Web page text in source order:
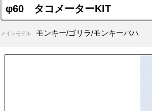
φ60 タコメーターKIT
メインモデル モンキー/ゴリラ/モンキーバハ